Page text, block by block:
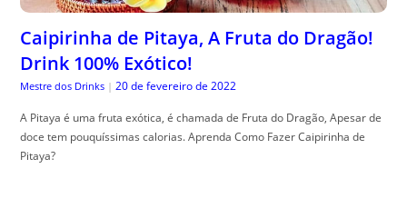
Caipirinha de Pitaya, A Fruta do Dragão!
Drink 100% Exótico!
Mestre dos Drinks | 20 de fevereiro de 2022
A Pitaya é uma fruta exótica, é chamada de Fruta do Dragão, Apesar de
doce tem pouquíssimas calorias. Aprenda Como Fazer Caipirinha de
Pitaya?